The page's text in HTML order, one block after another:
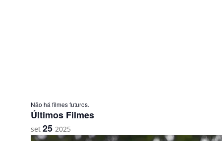
Calendárior
de
Filmes
Não há filmes futuros.
Últimos Filmes
set 25 2025